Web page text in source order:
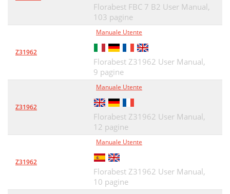
Florabest FBC 7 B2 User Manual,
103 pagine
Z31962
Manuale Utente
Florabest Z31962 User Manual,
9 pagine
Z31962
Manuale Utente
Florabest Z31962 User Manual,
12 pagine
Z31962
Manuale Utente
Florabest Z31962 User Manual,
10 pagine